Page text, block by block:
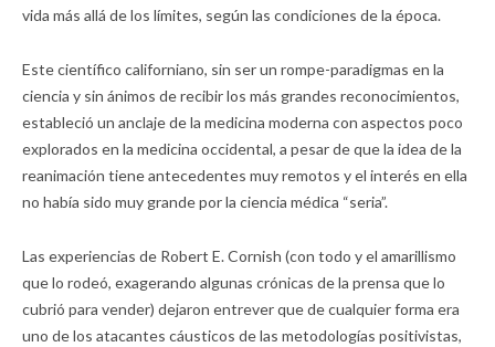
vida más allá de los límites, según las condiciones de la época.
Este científico californiano, sin ser un rompe-paradigmas en la
ciencia y sin ánimos de recibir los más grandes reconocimientos,
estableció un anclaje de la medicina moderna con aspectos poco
explorados en la medicina occidental, a pesar de que la idea de la
reanimación tiene antecedentes muy remotos y el interés en ella
no había sido muy grande por la ciencia médica “seria”.
Las experiencias de Robert E. Cornish (con todo y el amarillismo
que lo rodeó, exagerando algunas crónicas de la prensa que lo
cubrió para vender) dejaron entrever que de cualquier forma era
uno de los atacantes cáusticos de las metodologías positivistas,